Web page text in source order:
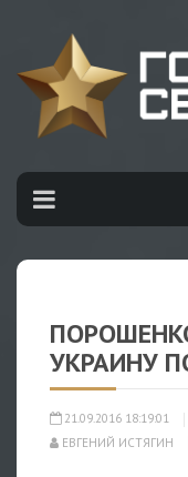
УКРАИНУ
21.09.2016 18:19:01
ЕВГЕНИЙ ИСТЯГИН